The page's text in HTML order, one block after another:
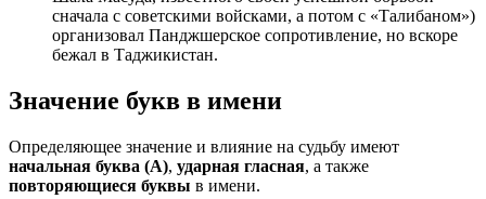
сначала с советскими войсками, а потом с «Талибаном»)
организовал Панджшерское сопротивление, но вскоре
бежал в Таджикистан.
Значение букв в имени
Определяющее значение и влияние на судьбу имеют
начальная буква (А), ударная гласная, а также
повторяющиеся буквы в имени.